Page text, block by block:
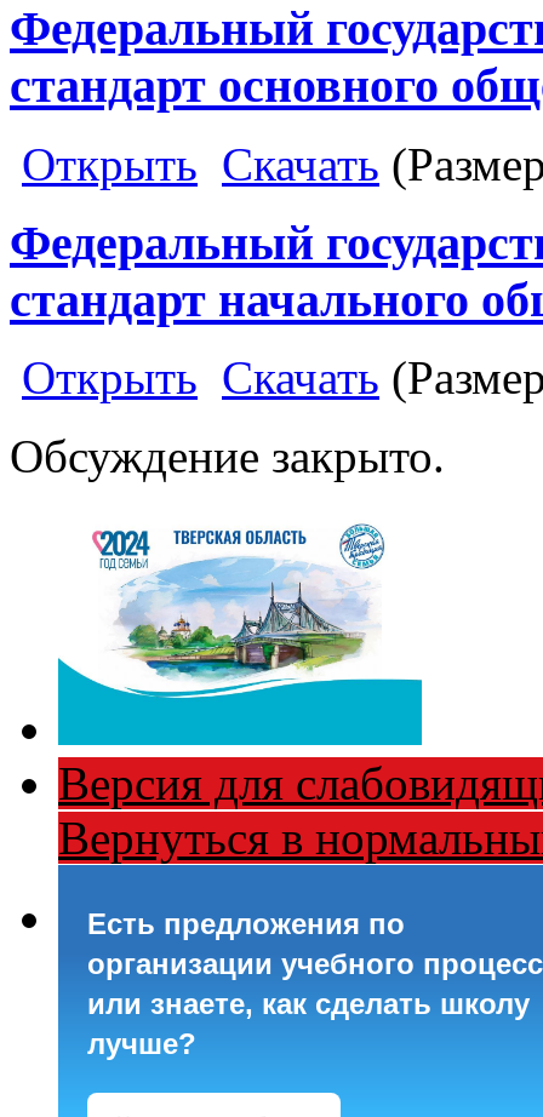
Федеральный
стандарт основного
Открыть Скачать
Федеральный
стандарт начального
Открыть Скачать
Обсуждение закрыто.
Версия для
Вернуться в
Есть предложения по
организации учебного
или знаете, как сделать школу
лучше?